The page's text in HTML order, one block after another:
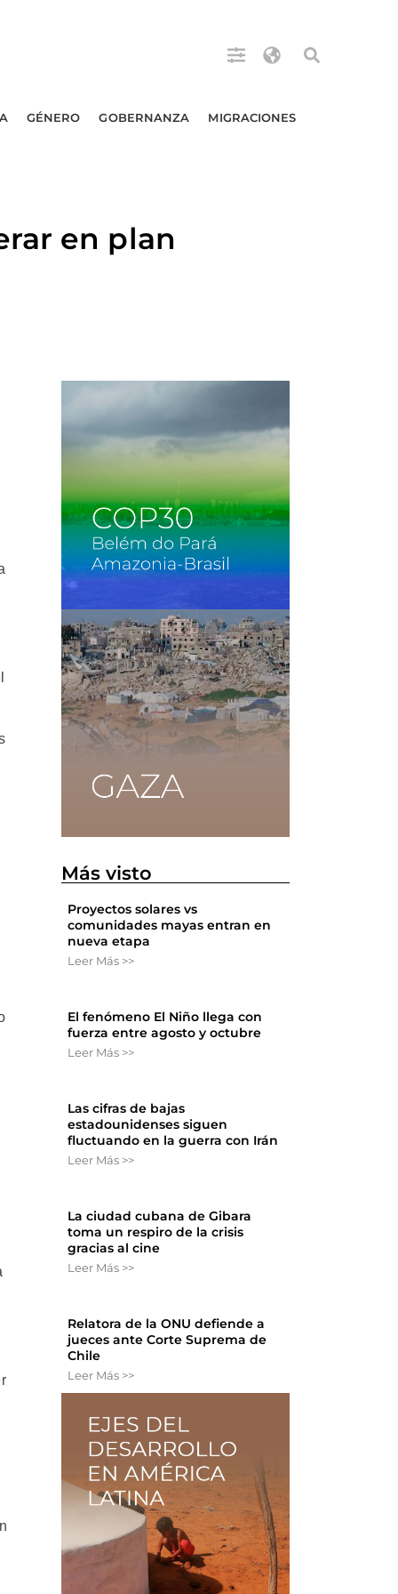
GÉNERO GOBERNANZA MIGRACIONES
en plan
Más visto
Proyectos solares vs
comunidades mayas entran en
nueva etapa
Leer Más >>
El fenómeno El Niño llega con
fuerza entre agosto y octubre
Leer Más >>
Las cifras de bajas
estadounidenses siguen
fluctuando en la guerra con Irán
Leer Más >>
La ciudad cubana de Gibara
toma un respiro de la crisis
gracias al cine
Leer Más >>
Relatora de la ONU defiende a
jueces ante Corte Suprema de
Chile
Leer Más >>